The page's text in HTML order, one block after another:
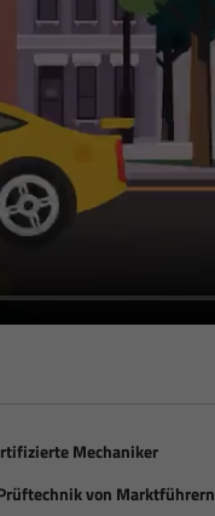
Mechaniker
von Marktführern